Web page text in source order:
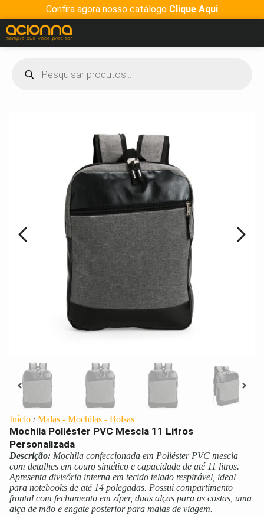
Confira agora nosso catálogo Clique Aqui
Início /Malas - Mochilas - Bolsas
Mochila Poliéster PVC Mescla 11 Litros
Personalizada
Descrição: Mochila confeccionada em Poliéster PVC mescla
com detalhes em couro sintético e capacidade de até 11 litros.
Apresenta divisória interna em tecido telado respirável, ideal
para notebooks de até 14 polegadas. Possui compartimento
frontal com fechamento em zíper, duas alças para as costas, uma
alça de mão e engate posterior para malas de viagem.